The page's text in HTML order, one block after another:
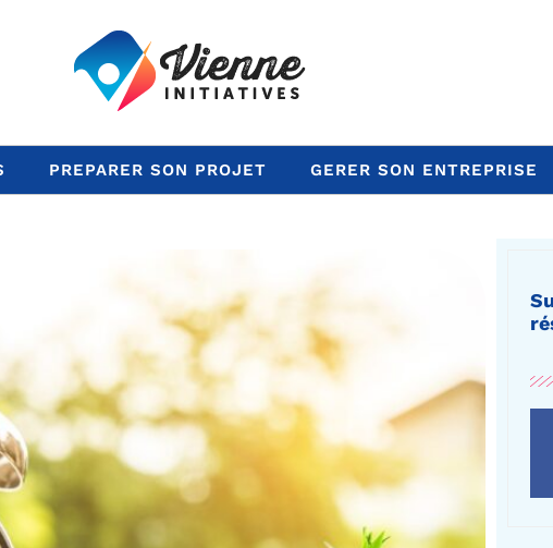
PREPARER SON PROJET GERER SON ENTREPRISE